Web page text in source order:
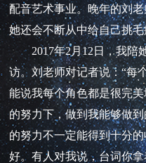
配音艺术事业。晚年的刘
她还会不断从中给自己挑
2017年2月12日，我陪
访。刘老师对记者说：“每
能说我每个角色都是很完
的努力下，做到我能够做
的努力不一定能得到十分
好。有人对我说，台词你